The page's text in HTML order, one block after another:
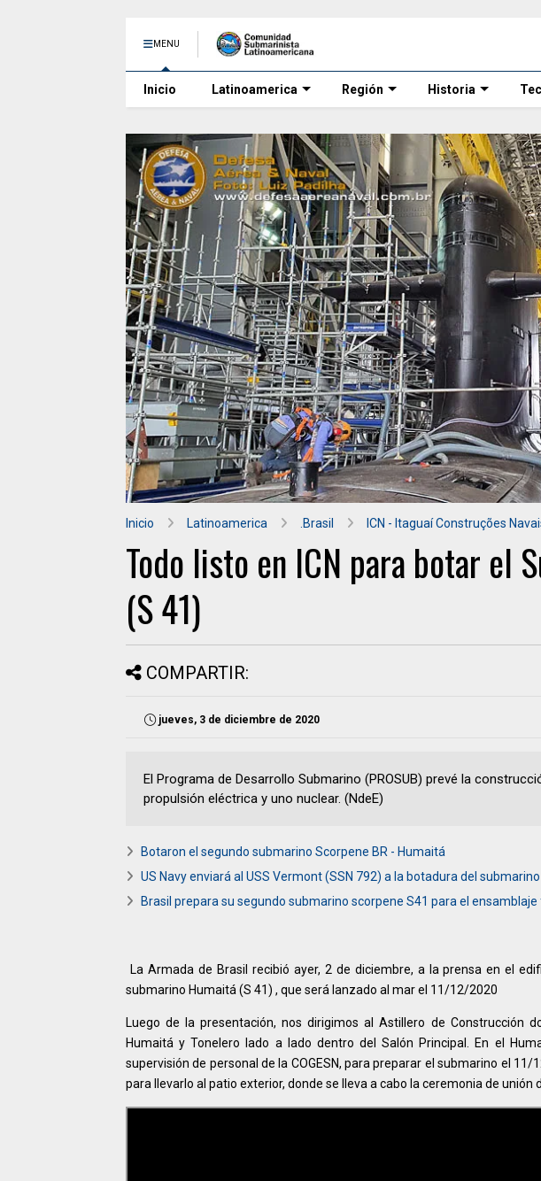
MENU
Inicio Latinoamerica Región Historia
Inicio Latinoamerica .Brasil ICN - Itaguaí Construções
Todo listo en ICN para botar el
(S 41)
COMPARTIR:
jueves, 3 de diciembre de 2020
El Programa de Desarrollo Submarino (PROSUB) prevé la
propulsión eléctrica y uno nuclear. (NdeE)
Botaron el segundo submarino Scorpene BR - Humaitá
US Navy enviará al USS Vermont (SSN 792) a la botadura del
Brasil prepara su segundo submarino scorpene S41 para el ensamblaje
La Armada de Brasil recibió ayer, 2 de diciembre, a la prensa en el
submarino Humaitá (S 41) , que será lanzado al mar el 11/12/2020
Luego de la presentación, nos dirigimos al Astillero de Construcción
Humaitá y Tonelero lado a lado dentro del Salón Principal. En el
supervisión de personal de la COGESN, para preparar el submarino el
para llevarlo al patio exterior, donde se lleva a cabo la ceremonia de unión